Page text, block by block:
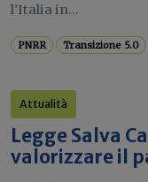
l’Italia in...
PNRR Transizione 5.0
Attualità
Legge Salva
valorizzare il